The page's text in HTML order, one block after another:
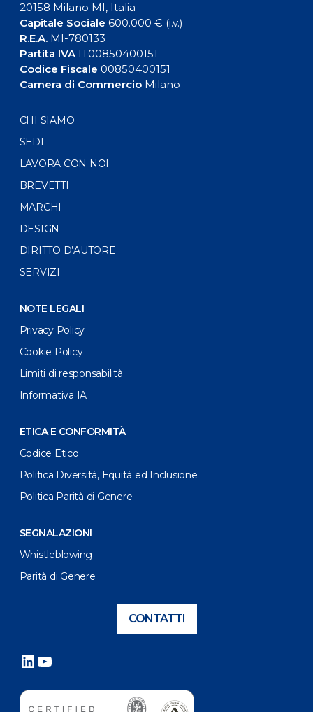
20158 Milano MI, Italia
Capitale Sociale 600.000 € (i.v.)
R.E.A.MI-780133
Partita IVAIT00850400151
Codice Fiscale 00850400151
Camera di CommercioMilano
CHI SIAMO
SEDI
LAVORA CON NOI
BREVETTI
MARCHI
DESIGN
DIRITTO D’AUTORE
SERVIZI
NOTE LEGALI
Privacy Policy
Cookie Policy
Limiti di responsabilità
Informativa IA
ETICA E CONFORMITÀ
Codice Etico
Politica Diversità, Equità ed Inclusione
Politica Parità di Genere
SEGNALAZIONI
Whistleblowing
Parità di Genere
CONTATTI
LinkedIn
YouTube